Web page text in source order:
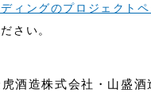
ィングのプロジェクトペ
さい。
酒造株式会社・山盛酒